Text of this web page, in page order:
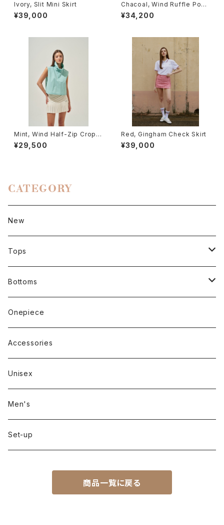
Ivory, Slit Mini Skirt
¥39,000
Chacoal, Wind Ruffle Pock
et Pants
¥34,200
Mint, Wind Half-Zip Crop V
est
¥29,500
Red, Gingham Check Skirt
¥39,000
CATEGORY
New
Tops
Short sleeve
Long sleeve
Sleeveless
Outer
Bottoms
Pants
Skirt
Onepiece
Accessories
Unisex
Men's
Set-up
商品一覧に戻る